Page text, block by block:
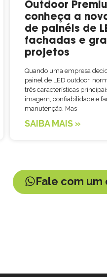
Outdoor
conheça a
de painéis de
fachadas e
projetos
Quando uma empresa
painel de LED outdoor,
três características
imagem, confiabilidade e
manutenção. Mas
SAIBA MAIS »
Fale com